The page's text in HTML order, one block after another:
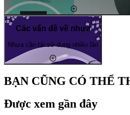
Các vấn đề về nhựa
Nhựa cần tái sử dụng nhiều lần
BẠN CŨNG CÓ THỂ
Được xem gần đây